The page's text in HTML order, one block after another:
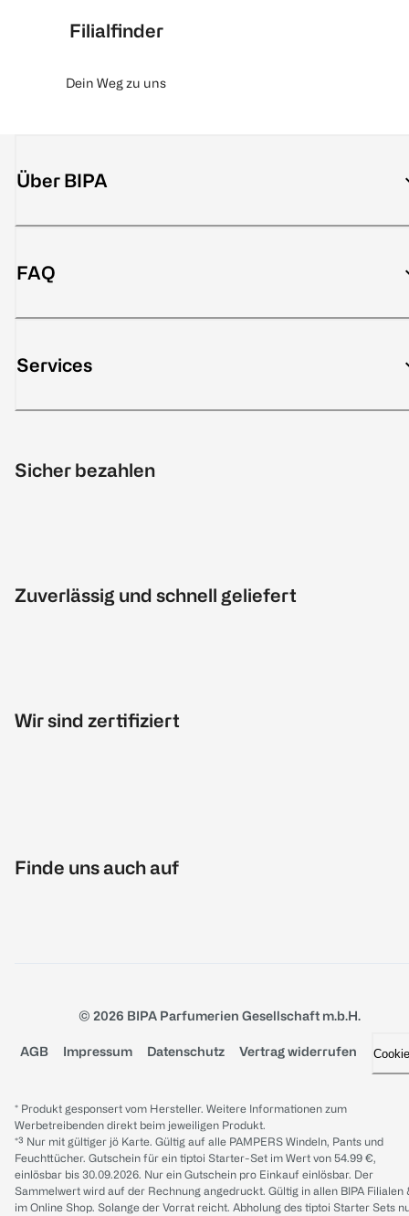
Filialfinder
Dein Weg zu uns
Über BIPA
FAQ
Services
Sicher bezahlen
Zuverlässig und schnell geliefert
Wir sind zertifiziert
Finde uns auch auf
© 2026 BIPA Parfumerien Gesellschaft m.b.H.
AGB Impressum Datenschutz Vertrag widerrufen
* Produkt gesponsert vom Hersteller. Weitere Informationen zum
Werbetreibenden direkt beim jeweiligen Produkt.
*³ Nur mit gültiger jö Karte. Gültig auf alle PAMPERS Windeln, Pants und
Feuchttücher. Gutschein für ein tiptoi Starter-Set im Wert von 54.99 €,
einlösbar bis 30.09.2026. Nur ein Gutschein pro Einkauf einlösbar. Der
Sammelwert wird auf der Rechnung angedruckt. Gültig in allen BIPA Filialen
im Online Shop. Solange der Vorrat reicht. Abholung des tiptoi Starter Sets